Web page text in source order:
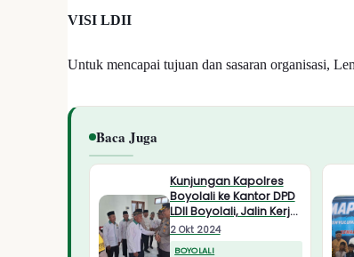
VISI LDII
Untuk mencapai tujuan dan sasaran organisasi,
Baca Juga
Kunjungan Kapolres
Boyolali ke Kantor DPD
LDII Boyolali, Jalin Kerja
Sama Jaga
Kamtibmas
2 Okt 2024
BOYOLALI